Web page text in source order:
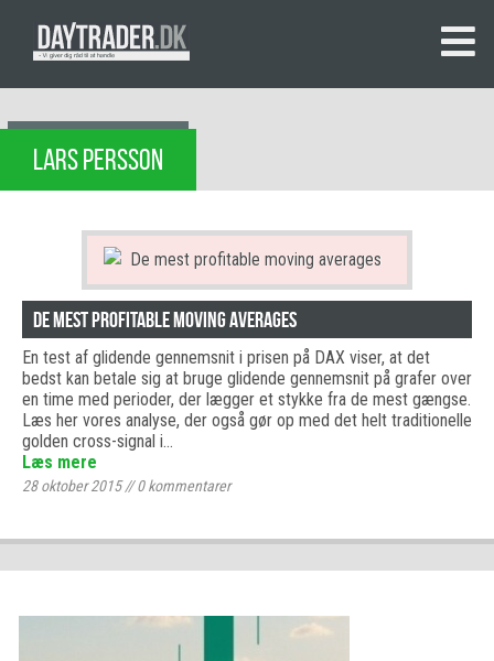
LARS PERSSON
De mest profitable moving averages
En test af glidende gennemsnit i prisen på DAX viser, at det
bedst kan betale sig at bruge glidende gennemsnit på grafer over
en time med perioder, der lægger et stykke fra de mest gængse.
Læs her vores analyse, der også gør op med det helt traditionelle
golden cross-signal i…
Læs mere
28 oktober 2015//0kommentarer